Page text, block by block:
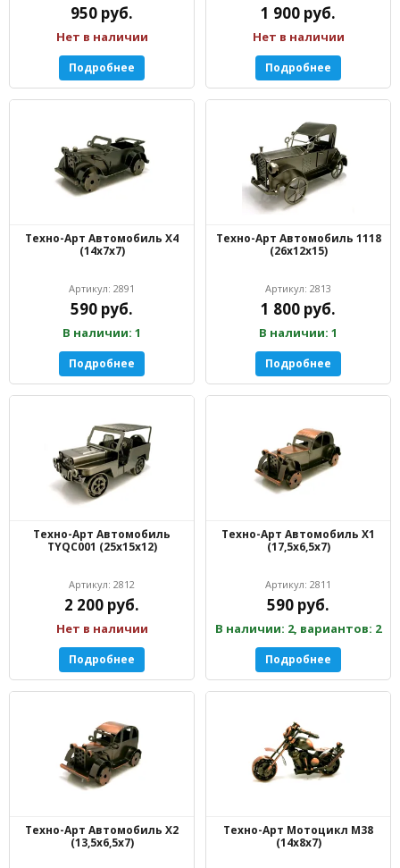
950 руб.
Нет в наличии
Подробнее
1 900 руб.
Нет в наличии
Подробнее
Техно-Арт Автомобиль Х4
(14х7х7)
Артикул: 2891
590 руб.
В наличии: 1
Подробнее
Техно-Арт Автомобиль 1118
(26х12х15)
Артикул: 2813
1 800 руб.
В наличии: 1
Подробнее
Техно-Арт Автомобиль
TYQC001 (25х15х12)
Артикул: 2812
2 200 руб.
Нет в наличии
Подробнее
Техно-Арт Автомобиль Х1
(17,5х6,5х7)
Артикул: 2811
590 руб.
В наличии: 2, вариантов: 2
Подробнее
Техно-Арт Автомобиль Х2
(13,5х6,5х7)
Техно-Арт Мотоцикл М38
(14х8х7)